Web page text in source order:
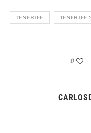
TENERIFE TENERIFE
0